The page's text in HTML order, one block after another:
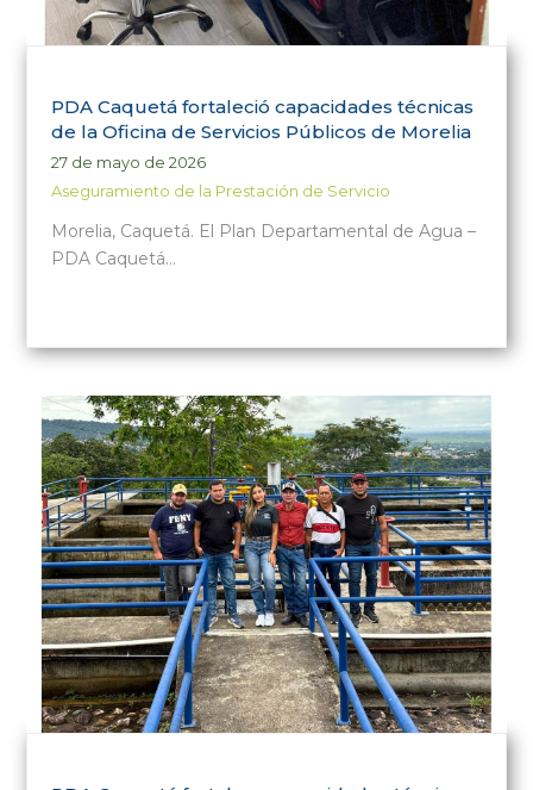
PDA Caquetá fortaleció capacidades técnicas
de la Oficina de Servicios Públicos de Morelia
27 de mayo de 2026
Aseguramiento de la Prestación de Servicio
Morelia, Caquetá. El Plan Departamental de Agua –
PDA Caquetá…